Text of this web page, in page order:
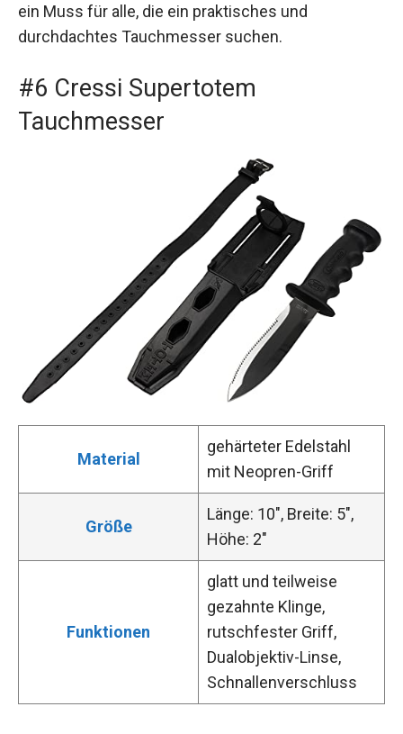
ein Muss für alle, die ein praktisches und
durchdachtes Tauchmesser suchen.
#6 Cressi Supertotem
Tauchmesser
Material
gehärteter Edelstahl
mit Neopren-Griff
Größe
Länge: 10″, Breite: 5″,
Höhe: 2″
Funktionen
glatt und teilweise
gezahnte Klinge,
rutschfester Griff,
Dualobjektiv-Linse,
Schnallenverschluss